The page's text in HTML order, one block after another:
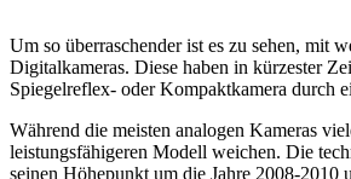
Um so überraschender ist es zu sehen, mit
Digitalkameras. Diese haben in kürzester
Spiegelreflex- oder Kompaktkamera durch
Während die meisten analogen Kameras
leistungsfähigeren Modell weichen. Die
seinen Höhepunkt um die Jahre 2008-2010